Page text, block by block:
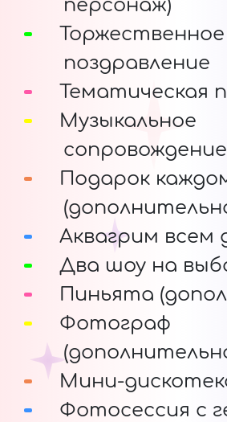
персонаж)
Торжественное
поздравление
Тематическая
Музыкальное
сопровождение
Подарок
Аквагрим всем
Два шоу на
Пиньята
Фотограф
Мини-
Фотосессия с